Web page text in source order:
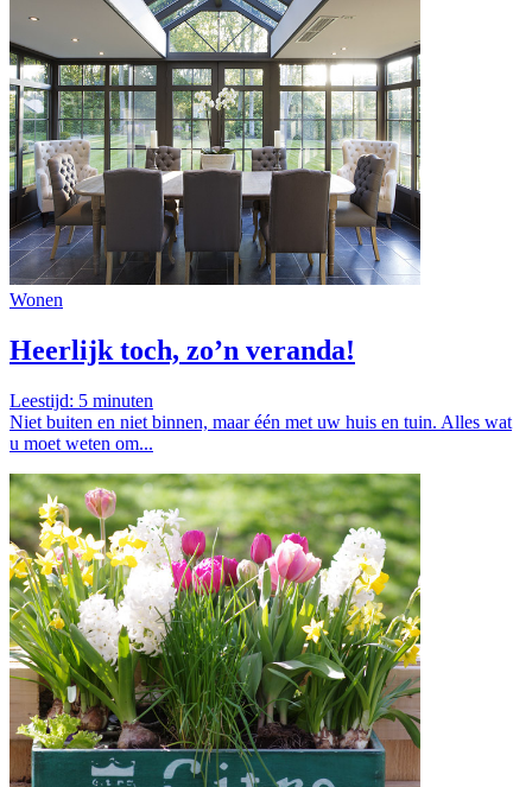
Wonen
Heerlijk toch, zo’n veranda!
Leestijd: 5 minuten
Niet buiten en niet binnen, maar één met uw huis en tuin. Alles wat
u moet weten om...